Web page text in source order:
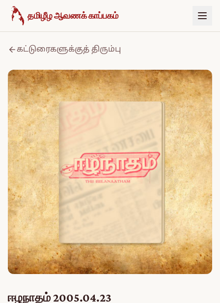
உள்ளடக்கத்திற்குச் செல்க
தமிழீழ ஆவணக் காப்பகம்
கட்டுரைகளுக்குத் திரும்பு
ஈழநாதம் 2005.04.23